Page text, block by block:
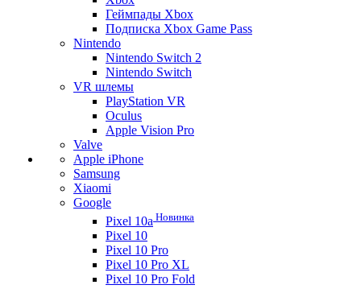
Геймпады Xbox
Подписка Xbox Game Pass
Nintendo
Nintendo Switch 2
Nintendo Switch
VR шлемы
PlayStation VR
Oculus
Apple Vision Pro
Valve
Apple iPhone
Samsung
Xiaomi
Google
Pixel 10a Новинка
Pixel 10
Pixel 10 Pro
Pixel 10 Pro XL
Pixel 10 Pro Fold